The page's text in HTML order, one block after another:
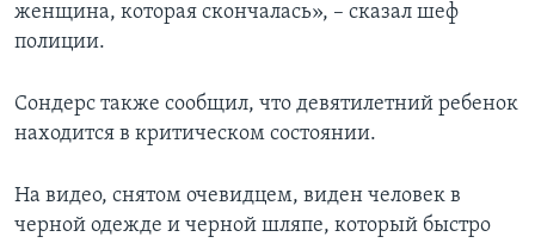
женщина, которая скончалась», – сказал шеф
полиции.
Сондерс также сообщил, что девятилетний ребенок
находится в критическом состоянии.
На видео, снятом очевидцем, виден человек в
черной одежде и черной шляпе, который быстро